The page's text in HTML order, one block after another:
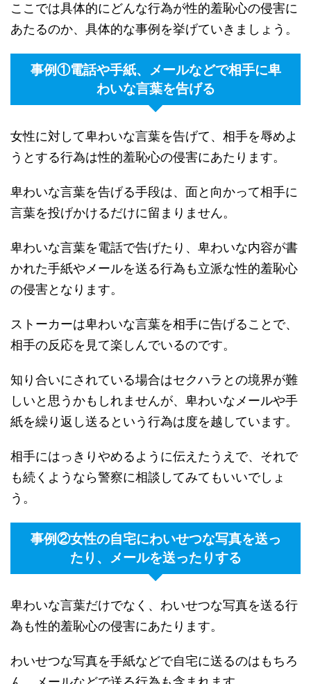
ここでは具体的にどんな行為が性的羞恥心の侵害に
あたるのか、具体的な事例を挙げていきましょう。
事例①電話や手紙、メールなどで相手に卑
わいな言葉を告げる
女性に対して卑わいな言葉を告げて、相手を辱めよ
うとする行為は性的羞恥心の侵害にあたります。
卑わいな言葉を告げる手段は、面と向かって相手に
言葉を投げかけるだけに留まりません。
卑わいな言葉を電話で告げたり、卑わいな内容が書
かれた手紙やメールを送る行為も立派な性的羞恥心
の侵害となります。
ストーカーは卑わいな言葉を相手に告げることで、
相手の反応を見て楽しんでいるのです。
知り合いにされている場合はセクハラとの境界が難
しいと思うかもしれませんが、卑わいなメールや手
紙を繰り返し送るという行為は度を越しています。
相手にはっきりやめるように伝えたうえで、それで
も続くようなら警察に相談してみてもいいでしょ
う。
事例②女性の自宅にわいせつな写真を送っ
たり、メールを送ったりする
卑わいな言葉だけでなく、わいせつな写真を送る行
為も性的羞恥心の侵害にあたります。
わいせつな写真を手紙などで自宅に送るのはもちろ